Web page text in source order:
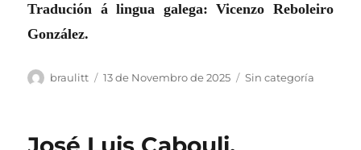
Tradución á lingua galega: Vicenzo Reboleiro
González.
Autor
braulitt
Publicado
13 de Novembro de 2025 Categorias
Sin categoría